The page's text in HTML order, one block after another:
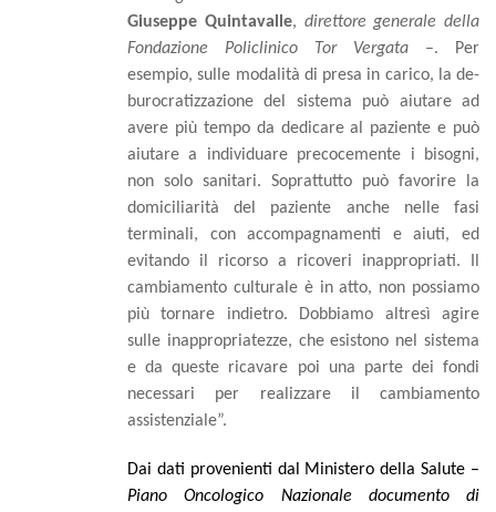
Giuseppe Quintavalle, direttore generale della
Fondazione Policlinico Tor Vergata –. Per
esempio, sulle modalità di presa in carico, la de-
burocratizzazione del sistema può aiutare ad
avere più tempo da dedicare al paziente e può
aiutare a individuare precocemente i bisogni,
non solo sanitari. Soprattutto può favorire la
domiciliarità del paziente anche nelle fasi
terminali, con accompagnamenti e aiuti, ed
evitando il ricorso a ricoveri inappropriati. Il
cambiamento culturale è in atto, non possiamo
più tornare indietro. Dobbiamo altresì agire
sulle inappropriatezze, che esistono nel sistema
e da queste ricavare poi una parte dei fondi
necessari per realizzare il cambiamento
assistenziale”.
Dai dati provenienti dal Ministero della Salute –
Piano Oncologico Nazionale documento di